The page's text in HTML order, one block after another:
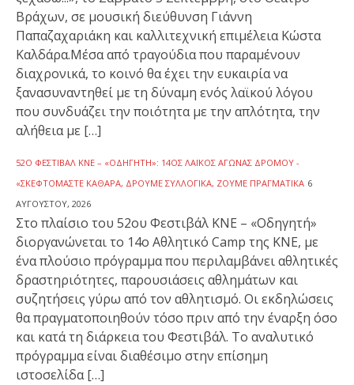
Βράχων, σε μουσική διεύθυνση Γιάννη
Παπαζαχαριάκη και καλλιτεχνική επιμέλεια Κώστα
Καλδάρα.Μέσα από τραγούδια που παραμένουν
διαχρονικά, το κοινό θα έχει την ευκαιρία να
ξανασυναντηθεί με τη δύναμη ενός λαϊκού λόγου
που συνδυάζει την ποιότητα με την απλότητα, την
αλήθεια με […]
52Ο ΦΕΣΤΙΒΆΛ ΚΝΕ – «ΟΔΗΓΗΤΉ»: 14ΟΣ ΛΑΪΚΌΣ ΑΓΏΝΑΣ ΔΡΌΜΟΥ -
«ΣΚΕΦΤΌΜΑΣΤΕ ΚΑΘΑΡΆ, ΔΡΟΎΜΕ ΣΥΛΛΟΓΙΚΆ, ΖΟΎΜΕ ΠΡΑΓΜΑΤΙΚΆ 6
ΑΥΓΟΎΣΤΟΥ, 2026
Στο πλαίσιο του 52ου Φεστιβάλ ΚΝΕ – «Οδηγητή»
διοργανώνεται το 14ο Αθλητικό Camp της ΚΝΕ, με
ένα πλούσιο πρόγραμμα που περιλαμβάνει αθλητικές
δραστηριότητες, παρουσιάσεις αθλημάτων και
συζητήσεις γύρω από τον αθλητισμό. Οι εκδηλώσεις
θα πραγματοποιηθούν τόσο πριν από την έναρξη όσο
και κατά τη διάρκεια του Φεστιβάλ. Το αναλυτικό
πρόγραμμα είναι διαθέσιμο στην επίσημη
ιστοσελίδα […]